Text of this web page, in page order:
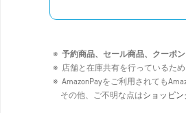
予約商品、セール商品、クーポ
店舗と在庫共有を行っているた
AmazonPayをご利用されても
その他、ご不明な点はショッピ